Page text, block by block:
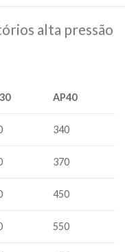
alta pressão
AP40
340
370
450
550